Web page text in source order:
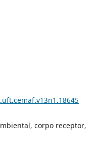
corpo receptor,